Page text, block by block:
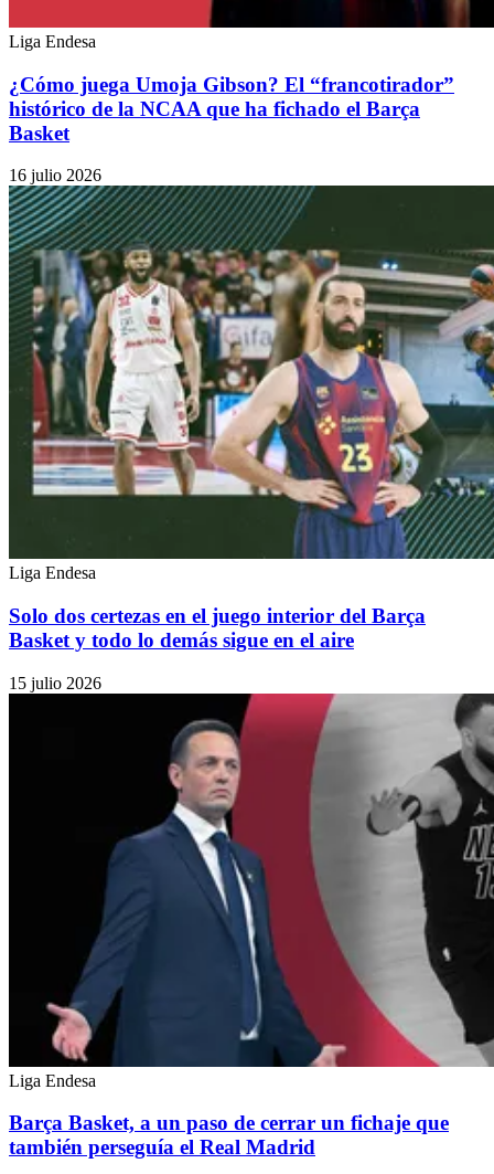
Liga Endesa
¿Cómo juega Umoja Gibson? El “francotirador”
histórico de la NCAA que ha fichado el Barça
Basket
16 julio 2026
Liga Endesa
Solo dos certezas en el juego interior del Barça
Basket y todo lo demás sigue en el aire
15 julio 2026
Liga Endesa
Barça Basket, a un paso de cerrar un fichaje que
también perseguía el Real Madrid